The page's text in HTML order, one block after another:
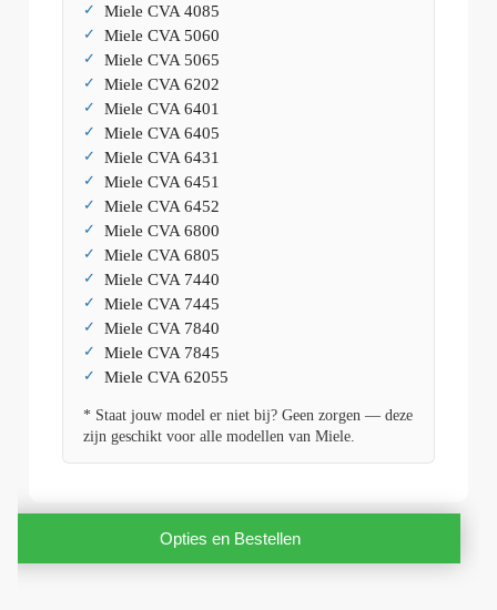
Miele CVA 4085
Miele CVA 5060
Miele CVA 5065
Miele CVA 6202
Miele CVA 6401
Miele CVA 6405
Miele CVA 6431
Miele CVA 6451
Miele CVA 6452
Miele CVA 6800
Miele CVA 6805
Miele CVA 7440
Miele CVA 7445
Miele CVA 7840
Miele CVA 7845
Miele CVA 62055
* Staat jouw model er niet bij? Geen zorgen — deze
zijn geschikt voor alle modellen van Miele.
Opties en Bestellen